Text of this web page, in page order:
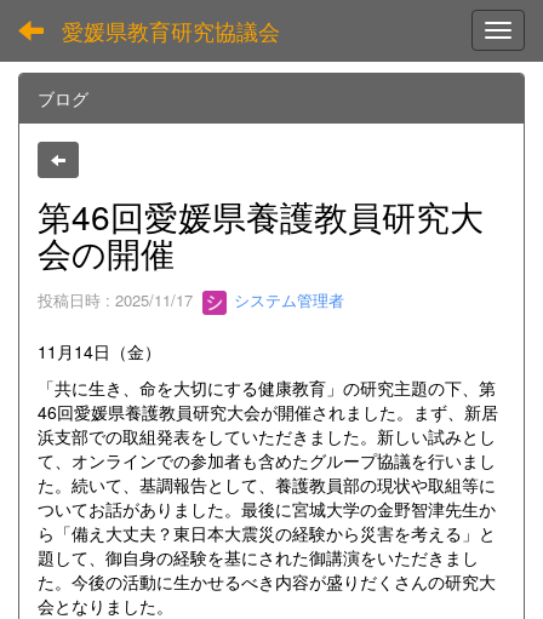
愛媛県教育研究協議会
ブログ
第46回愛媛県養護教員研究大
会の開催
投稿日時 : 2025/11/17 システム管理者
11月14日（金）
「共に生き、命を大切にする健康教育」の研究主題の下、第
46回愛媛県養護教員研究大会が開催されました。まず、新居
浜支部での取組発表をしていただきました。新しい試みとし
て、オンラインでの参加者も含めたグループ協議を行いまし
た。続いて、基調報告として、養護教員部の現状や取組等に
ついてお話がありました。最後に宮城大学の金野智津先生か
ら「備え大丈夫？東日本大震災の経験から災害を考える」と
題して、御自身の経験を基にされた御講演をいただきまし
た。今後の活動に生かせるべき内容が盛りだくさんの研究大
会となりました。